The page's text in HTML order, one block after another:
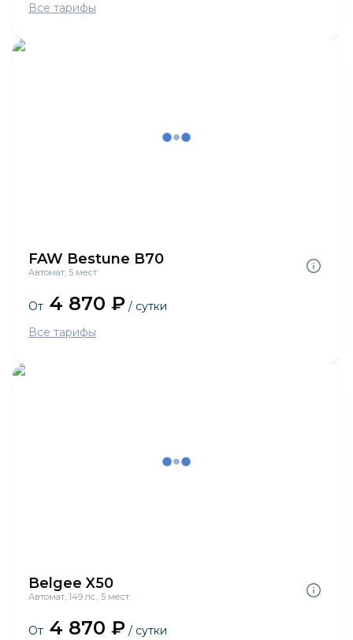
Все тарифы
FAW Bestune B70
Автомат, 5 мест
От 4 870 ₽ / сутки
Все тарифы
Belgee X50
Автомат, 149 лс., 5 мест
От 4 870 ₽ / сутки